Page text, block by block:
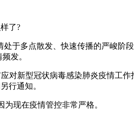
了?
处于多点散发、快速传播的严峻
发。
对新型冠状病毒感染肺炎疫情工
行通知。
为现在疫情管控非常严格。